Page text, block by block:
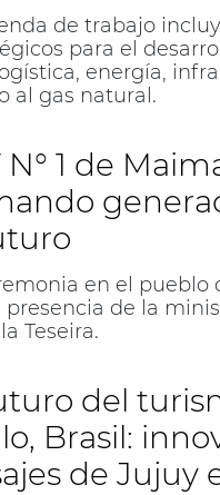
de trabajo
para el
energía,
al gas natural.
N° 1 de
en el pueblo
presencia de la
Teseira.
del
Brasil:
de Jujuy